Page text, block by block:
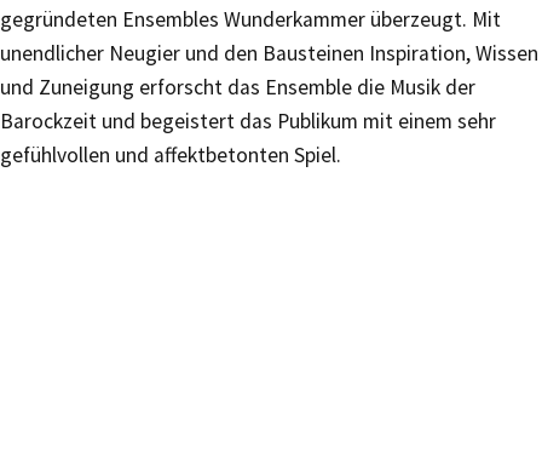
gegründeten Ensembles Wunderkammer überzeugt. Mit
unendlicher Neugier und den Bausteinen Inspiration, Wissen
und Zuneigung erforscht das Ensemble die Musik der
Barockzeit und begeistert das Publikum mit einem sehr
gefühlvollen und affektbetonten Spiel.